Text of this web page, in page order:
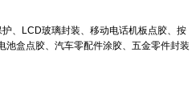
、LCD玻璃封装、移动电话机板点胶、按
池盒点胶、汽车零配件涂胶、五金零件封装